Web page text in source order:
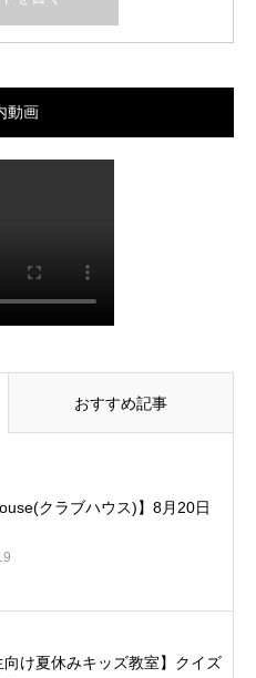
動画
おすすめ記事
クラブハウス)】8月20日
向け夏休みキッズ教室】クイズ